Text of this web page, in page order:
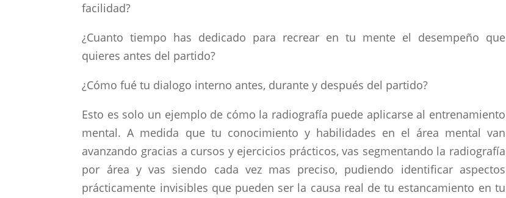
facilidad?
¿Cuanto tiempo has dedicado para recrear en tu mente el desempeño que
quieres antes del partido?
¿Cómo fué tu dialogo interno antes, durante y después del partido?
Esto es solo un ejemplo de cómo la radiografía puede aplicarse al entrenamiento
mental. A medida que tu conocimiento y habilidades en el área mental van
avanzando gracias a cursos y ejercicios prácticos, vas segmentando la radiografía
por área y vas siendo cada vez mas preciso, pudiendo identificar aspectos
prácticamente invisibles que pueden ser la causa real de tu estancamiento en tu